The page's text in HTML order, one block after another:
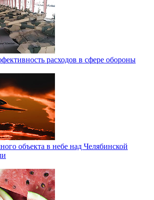
расходов в сфере обороны
объекта в небе над Челябинской